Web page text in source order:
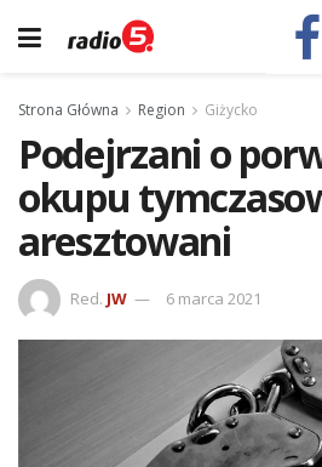
Strona Główna Region Giżycko
Podejrzani o
okupu
aresztowani
Red. JW 6 marca 2021